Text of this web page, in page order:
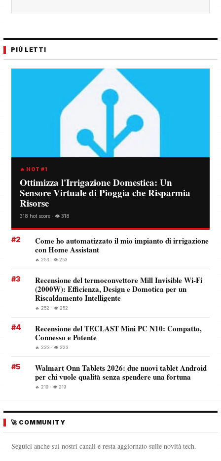
PIÙ LETTI
🔥 HOT #1
Ottimizza l'Irrigazione Domestica: Un
Sensore Virtuale di Pioggia che Risparmia
Risorse
318 hot score · 👁️ 318
#2
Come ho automatizzato il mio impianto di irrigazione
con Home Assistant
🔥 253 · 👁️ 253
#3
Recensione del termoconvettore Mill Invisible Wi-Fi
(2000W): Efficienza, Design e Domotica per un
Riscaldamento Intelligente
🔥 252 · 👁️ 252
#4
Recensione del TECLAST Mini PC N10: Compatto,
Connesso e Potente
🔥 223 · 👁️ 223
#5
Walmart Onn Tablets 2026: due nuovi tablet Android
per chi vuole qualità senza spendere una fortuna
🔥 219 · 👁️ 219
🚀 COMMUNITY
Seguici anche sui nostri canali e resta aggiornato sulle novità tech.